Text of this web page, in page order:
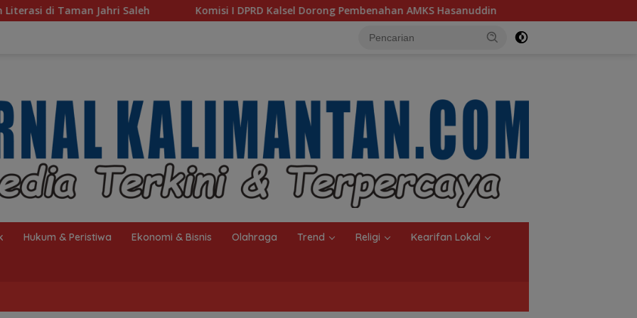
Komisi I DPRD Kalsel Dorong Pembenahan AMKS Hasanuddin Ketua TP PKK Kalsel, Dorong Kreasi Olahan
Hukum & Peristiwa Ekonomi & Bisnis Olahraga Trend Religi Kearifan Lokal